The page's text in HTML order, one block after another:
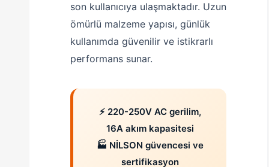
son kullanıcıya ulaşmaktadır. Uzun
ömürlü malzeme yapısı, günlük
kullanımda güvenilir ve istikrarlı
performans sunar.
⚡ 220-250V AC gerilim,
16A akım kapasitesi
🏭 NİLSON güvencesi ve
sertifikasyon